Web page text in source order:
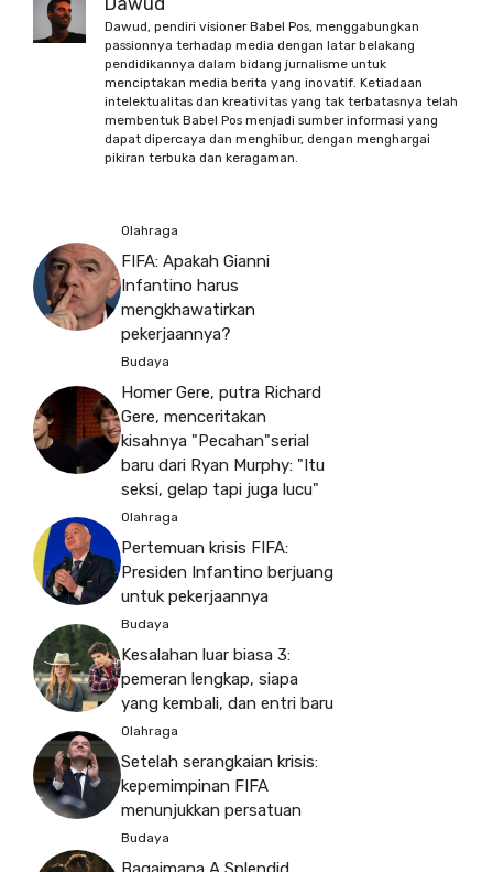
Dawud, pendiri visioner Babel Pos, menggabungkan
passionnya terhadap media dengan latar belakang
pendidikannya dalam bidang jurnalisme untuk
menciptakan media berita yang inovatif. Ketiadaan
intelektualitas dan kreativitas yang tak terbatasnya telah
membentuk Babel Pos menjadi sumber informasi yang
dapat dipercaya dan menghibur, dengan menghargai
pikiran terbuka dan keragaman.
Olahraga
FIFA: Apakah Gianni
Infantino harus
mengkhawatirkan
pekerjaannya?
Budaya
Homer Gere, putra Richard
Gere, menceritakan
kisahnya "Pecahan"serial
baru dari Ryan Murphy: "Itu
seksi, gelap tapi juga lucu"
Olahraga
Pertemuan krisis FIFA:
Presiden Infantino berjuang
untuk pekerjaannya
Budaya
Kesalahan luar biasa 3:
pemeran lengkap, siapa
yang kembali, dan entri baru
Olahraga
Setelah serangkaian krisis:
kepemimpinan FIFA
menunjukkan persatuan
Budaya